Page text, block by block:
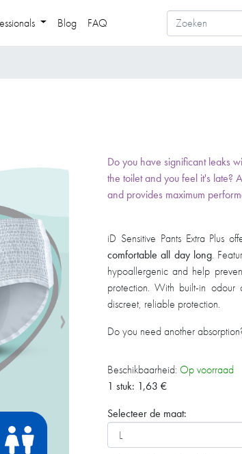
Blog FAQ
Do you have significant leaks
the toilet and you feel it's late?
and provides maximum
​iD Sensitive Pants Extra Plus
comfortable all day long.
hypoallergenic and help
protection. With built-in odour
discreet, reliable protection.
Do you need another
Beschikbaarheid: Op voorraad
1 stuk: 1,63 €
Selecteer de maat: